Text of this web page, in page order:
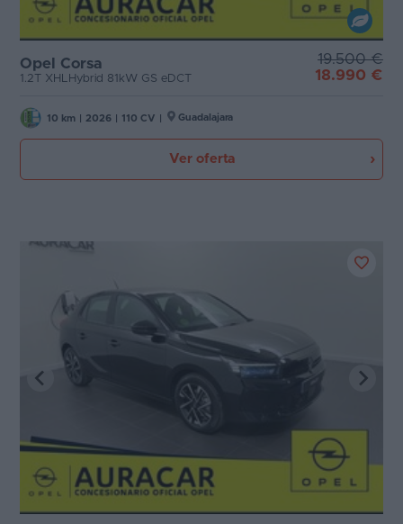
Opel Corsa
1.2T XHLHybrid 81kW GS eDCT
19.500 €
18.990 €
10 km 2026 110 CV Guadalajara
Ver oferta